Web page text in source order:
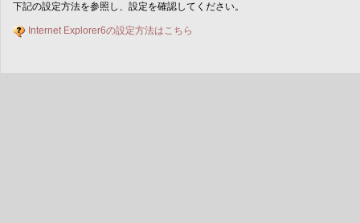
下記の設定方法を参照し、設定を確認してください。
Internet Explorer6の設定方法はこちら